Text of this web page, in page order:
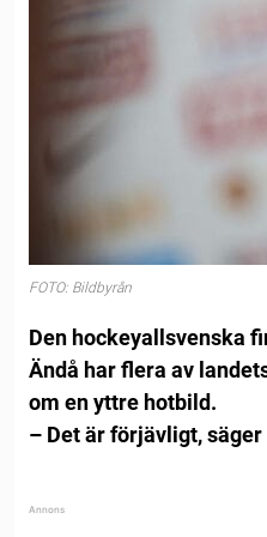
FOTO: Bildbyrån
Den hockeyallsvenska
Ändå har flera av
om en yttre hotbild.
– Det är förjävligt,